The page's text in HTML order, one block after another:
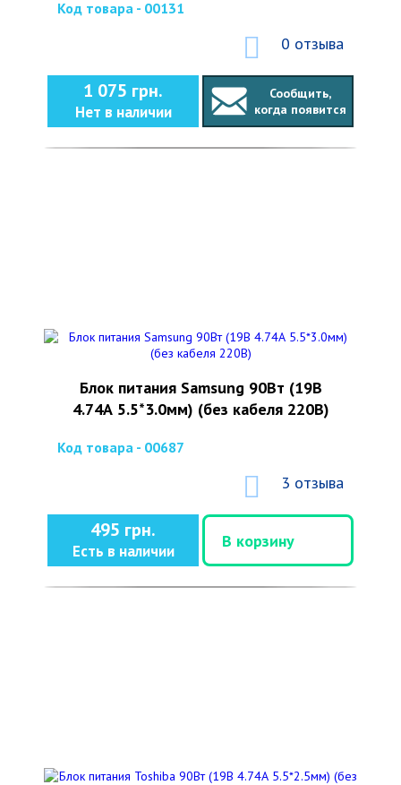
Код товара - 00131
0 отзыва
1 075 грн.
Нет в наличии
Сообщить,
когда появится
Блок питания Samsung 90Вт (19В
4.74А 5.5*3.0мм) (без кабеля 220В)
Код товара - 00687
3 отзыва
495 грн.
Есть в наличии
В корзину